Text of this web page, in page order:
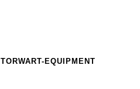
TORWART-EQUIPMENT